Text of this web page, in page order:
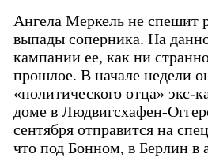
Ангела Меркель не спешит
выпады соперника. На
кампании ее, как ни
прошлое. В начале недели
«политического отца» экс-
доме в Людвигсхафен-
сентября отправится на
что под Бонном, в Берлин в